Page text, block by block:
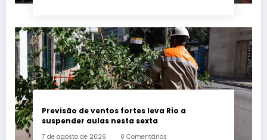
Previsão de ventos fortes leva Rio a
suspender aulas nesta sexta
7 de agosto de 2026 0 Comentários